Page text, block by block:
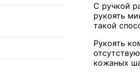
С ручкой
рукоять
такой
Рукоять
кожаных